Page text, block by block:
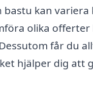
kan
olika
får du
hjälper dig att